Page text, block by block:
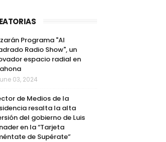
Programa "Al
Radio Show", un
espacio radial en
03, 2024
de Medios de la
resalta la alta
del gobierno de Luis
en la “Tarjeta
de Supérate”